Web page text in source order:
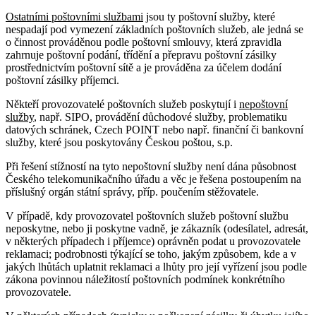
Ostatními poštovními službami jsou ty poštovní služby, které
nespadají pod vymezení základních poštovních služeb, ale jedná se
o činnost prováděnou podle poštovní smlouvy, která zpravidla
zahrnuje poštovní podání, třídění a přepravu poštovní zásilky
prostřednictvím poštovní sítě a je prováděna za účelem dodání
poštovní zásilky příjemci.
Někteří provozovatelé poštovních služeb poskytují i nepoštovní
služby, např. SIPO, provádění důchodové služby, problematiku
datových schránek, Czech POINT nebo např. finanční či bankovní
služby, které jsou poskytovány Českou poštou, s.p.
Při řešení stížností na tyto nepoštovní služby není dána působnost
Českého telekomunikačního úřadu a věc je řešena postoupením na
příslušný orgán státní správy, příp. poučením stěžovatele.
V případě, kdy provozovatel poštovních služeb poštovní službu
neposkytne, nebo ji poskytne vadně, je zákazník (odesílatel, adresát,
v některých případech i příjemce) oprávněn podat u provozovatele
reklamaci; podrobnosti týkající se toho, jakým způsobem, kde a v
jakých lhůtách uplatnit reklamaci a lhůty pro její vyřízení jsou podle
zákona povinnou náležitostí poštovních podmínek konkrétního
provozovatele.